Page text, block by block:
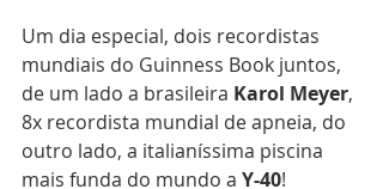
Um dia especial, dois recordistas
mundiais do Guinness Book juntos,
de um lado a brasileira Karol Meyer,
8x recordista mundial de apneia, do
outro lado, a italianíssima piscina
mais funda do mundo a Y-40!